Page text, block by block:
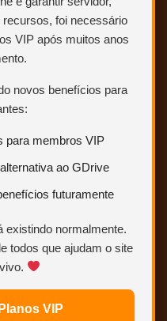
foi necessário
VIP após muitos anos
novos benefícios para
para membros VIP
ao GDrive
futuramente
existindo normalmente.
todos que ajudam o site
VIP
(LEGENDADO EM